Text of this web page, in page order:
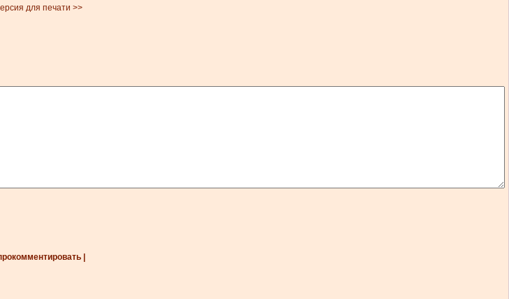
для печати >>
прокомментировать |